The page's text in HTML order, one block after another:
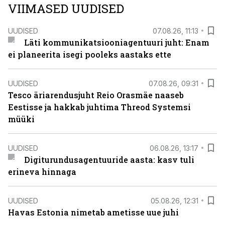
VIIMASED UUDISED
UUDISED 07.08.26, 11:13
Läti kommunikatsiooniagentuuri juht: Enam
ei planeerita isegi pooleks aastaks ette
UUDISED 07.08.26, 09:31
Tesco äriarendusjuht Reio Orasmäe naaseb
Eestisse ja hakkab juhtima Threod Systemsi
müüki
UUDISED 06.08.26, 13:17
Digiturundusagentuuride aasta: kasv tuli
erineva hinnaga
UUDISED 05.08.26, 12:31
Havas Estonia nimetab ametisse uue juhi